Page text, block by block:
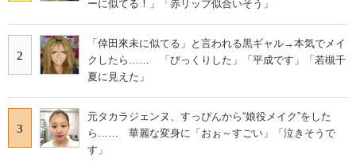
ーに似てる！」「赤リップ似合いそう」
2
「倖田來未に似てる」と言われる黒ギャル→本気でメイ
クしたら…… 「びっくりした」「平成です」「若槻千
夏に見えた」
3
元タカラジェンヌ、すっぴんから“娘役メイク”をした
ら…… 華麗な変身に「おぉ～すごい」「泣きそうで
す」